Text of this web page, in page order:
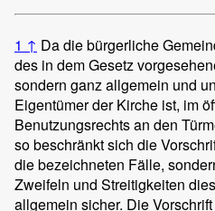
1 ↑ Da die bürgerliche
des in dem Gesetz
sondern ganz allgemein und
Eigentümer der Kirche ist, im
Benutzungsrechts an den
so beschränkt sich die
die bezeichneten Fälle,
Zweifeln und Streitigkeiten
allgemein sicher. Die